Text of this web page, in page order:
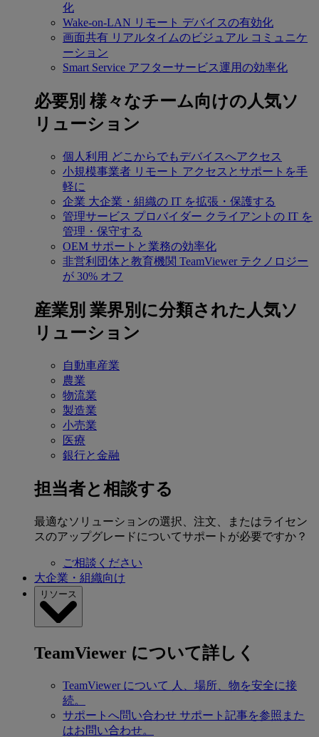
化
Wake-on-LAN リモート デバイスの有効化
画面共有 リアルタイムのビジュアル コミュニケ
ーション
Smart Service アフターサービス運用の効率化
必要別 様々なチーム向けの人気ソ
リューション
個人利用 どこからでもデバイスへアクセス
小規模事業者 リモート アクセスとサポートを手
軽に
企業 大企業・組織の IT を拡張・保護する
管理サービス プロバイダー クライアントの IT を
管理・保守する
OEM サポートと業務の効率化
非営利団体と教育機関 TeamViewer テクノロジー
が 30% オフ
産業別 業界別に分類された人気ソ
リューション
自動車産業
農業
物流業
製造業
小売業
医療
銀行と金融
担当者と相談する
最適なソリューションの選択、注文、またはライセン
スのアップグレードについてサポートが必要ですか？
ご相談ください
大企業・組織向け
リソース
TeamViewer について詳しく
TeamViewer について 人、場所、物を安全に接
続。
サポートへ問い合わせ サポート記事を参照また
はお問い合わせ。